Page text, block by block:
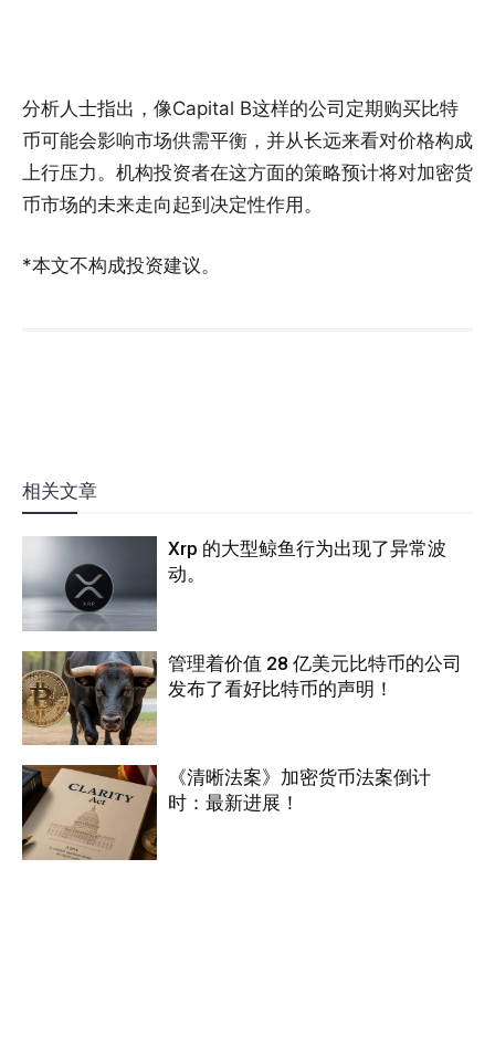
分析人士指出，像Capital B这样的公司定期购买比特
币可能会影响市场供需平衡，并从长远来看对价格构成
上行压力。机构投资者在这方面的策略预计将对加密货
币市场的未来走向起到决定性作用。
*本文不构成投资建议。
相关文章
Xrp 的大型鲸鱼行为出现了异常波
动。
管理着价值 28 亿美元比特币的公司
发布了看好比特币的声明！
《清晰法案》加密货币法案倒计
时：最新进展！